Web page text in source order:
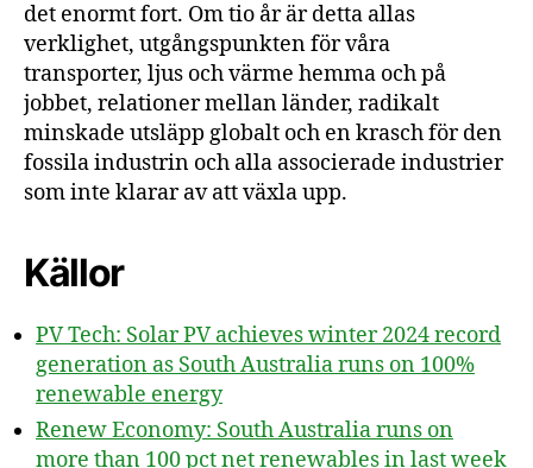
det enormt fort. Om tio år är detta allas
verklighet, utgångspunkten för våra
transporter, ljus och värme hemma och på
jobbet, relationer mellan länder, radikalt
minskade utsläpp globalt och en krasch för den
fossila industrin och alla associerade industrier
som inte klarar av att växla upp.
Källor
PV Tech: Solar PV achieves winter 2024 record
generation as South Australia runs on 100%
renewable energy
Renew Economy: South Australia runs on
more than 100 pct net renewables in last week